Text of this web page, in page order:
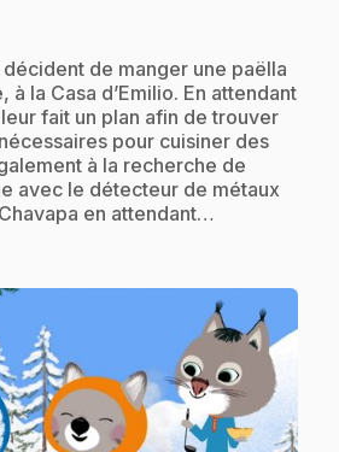
de manger une paëlla
à la Casa d’Emilio. En attendant
fait un plan afin de trouver
pour cuisiner des
à la recherche de
avec le détecteur de métaux
en attendant…